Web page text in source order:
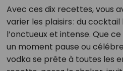
Avec ces dix recettes, vous
varier les plaisirs : du
l’onctueux et intense. Que
un moment pause ou
vodka se prête à toutes les